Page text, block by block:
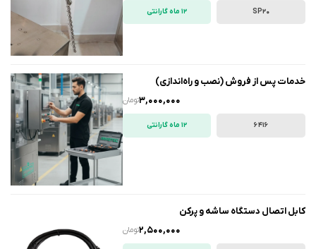
SP20 12 ماه گارانتی
خدمات پس از فروش (نصب و راه‌اندازی)
تومان3,000,000
6416 12 ماه گارانتی
کابل اتصال دستگاه ساشه و پرکن
تومان2,500,000